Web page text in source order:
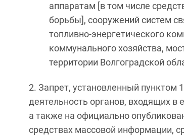
аппаратам [в том числе
борьбы], сооружений систем
топливно-энергетического
коммунального хозяйства,
территории Волгоградской
2. Запрет, установленный пунктом
деятельность органов, входящих в
а также на официально
средствах массовой информации,